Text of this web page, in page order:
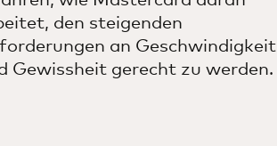
den steigenden
an Geschwindigkeit
Gewissheit gerecht zu werden.